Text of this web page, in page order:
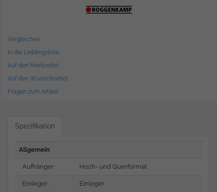
Vergleichen
In die Lieblingsliste
Auf den Merkzettel
Auf den Wunschzettel
Fragen zum Artikel
Spezifikation
Allgemein
Aufhänger: Hoch- und Querformat
Einleger: Einleger